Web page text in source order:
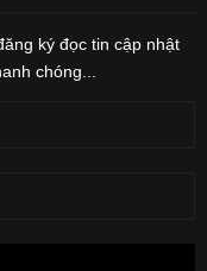
ký đọc tin cập nhật
chóng...